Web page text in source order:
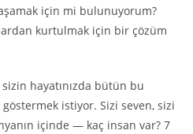
için mi bulunuyorum?
kurtulmak için bir çözüm
sizin hayatınızda bütün bu
göstermek istiyor. Sizi seven, sizi
içinde — kaç insan var? 7